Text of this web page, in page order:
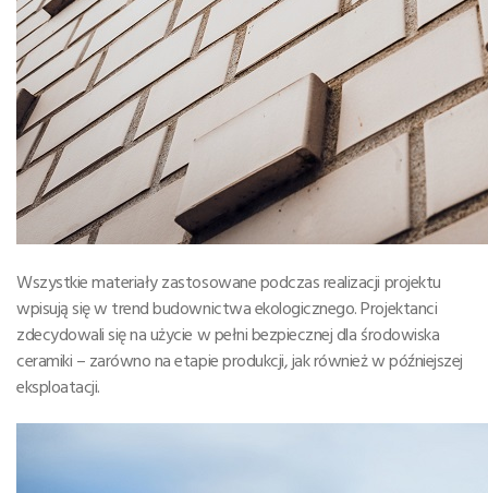
Wszystkie materiały zastosowane podczas realizacji projektu
wpisują się w trend budownictwa ekologicznego. Projektanci
zdecydowali się na użycie w pełni bezpiecznej dla środowiska
ceramiki – zarówno na etapie produkcji, jak również w późniejszej
eksploatacji.